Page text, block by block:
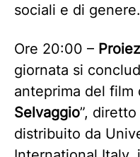
sociali e di genere.
Ore 20:00 –
giornata si
anteprima del film
Selvaggio”,
distribuito da